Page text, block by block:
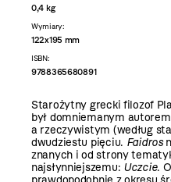
0,4 kg
Wymiary:
122x195 mm
ISBN:
9788365680891
Starożytny grecki filozof
był domniemanym
a rzeczywistym (według
dwudziestu pięciu. Faidros
znanych i od strony
najsłynniejszemu: Uczcie.